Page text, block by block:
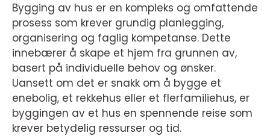
Bygging av hus er en kompleks og omfattende
prosess som krever grundig planlegging,
organisering og faglig kompetanse. Dette
innebærer å skape et hjem fra grunnen av,
basert på individuelle behov og ønsker.
Uansett om det er snakk om å bygge et
enebolig, et rekkehus eller et flerfamiliehus, er
byggingen av et hus en spennende reise som
krever betydelig ressurser og tid.